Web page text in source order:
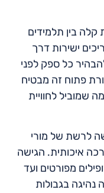
קלה בין תלמידים
ישירות דרך
כל ספק לפני
פתוח זה מבטיח
שמוביל לחוויית
לרשת של מורי
איכותית. הגישה
מפורטים ועד
בגבולות